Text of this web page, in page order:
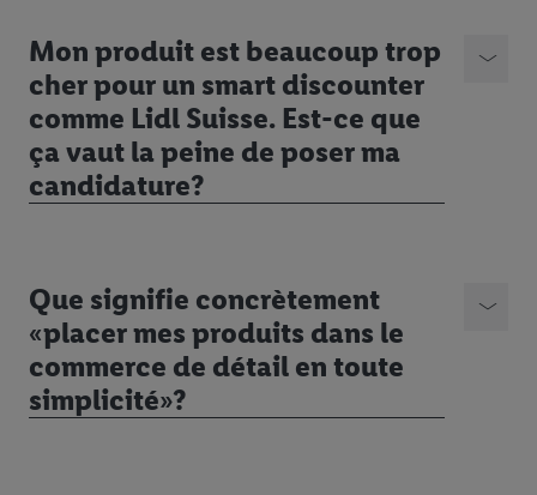
Mon produit est beaucoup trop
cher pour un smart discounter
comme Lidl Suisse. Est-ce que
ça vaut la peine de poser ma
candidature?
Que signifie concrètement
«placer mes produits dans le
commerce de détail en toute
simplicité»?